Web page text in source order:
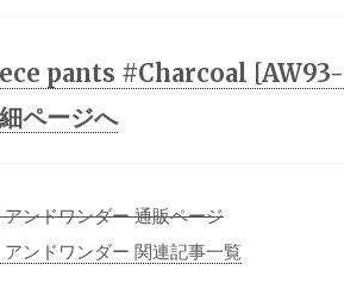
pants #Charcoal [AW93-
ページへ
ンドワンダー 通販ページ
ンドワンダー 関連記事一覧